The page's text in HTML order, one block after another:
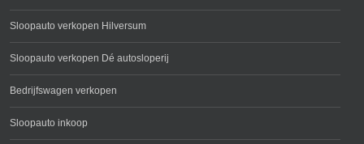
Sloopauto verkopen Hilversum
Sloopauto verkopen Dé autosloperij
Bedrijfswagen verkopen
Sloopauto inkoop